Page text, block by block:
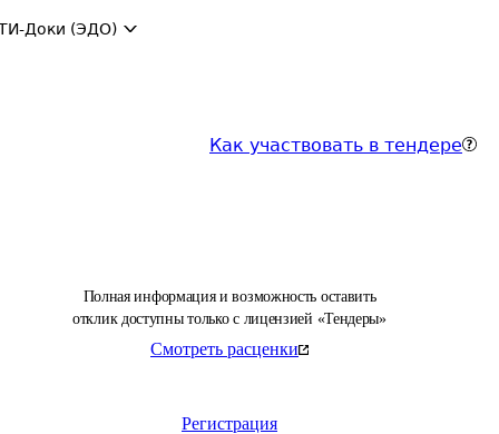
Доки (ЭДО)
Как участвовать в тендере
Полная информация и возможность оставить
отклик доступны только с лицензией «Тендеры»
Смотреть расценки
Регистрация